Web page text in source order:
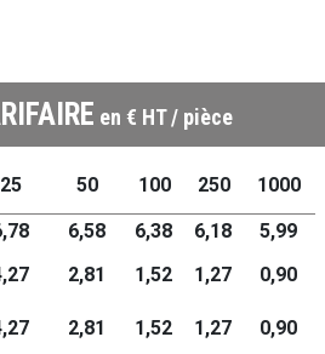
en € HT / pièce
25 50 100 250 1000
6,58 6,38 6,18
5,99
2,81 1,52 1,27
0,90
2,81 1,52 1,27
0,90